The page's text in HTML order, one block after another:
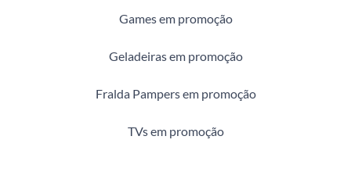
Games em promoção
Geladeiras em promoção
Fralda Pampers em promoção
TVs em promoção